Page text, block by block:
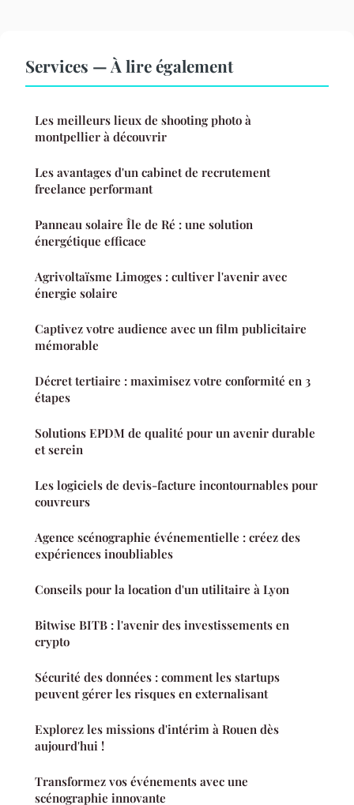
Services — À lire également
Les meilleurs lieux de shooting photo à
montpellier à découvrir
Les avantages d'un cabinet de recrutement
freelance performant
Panneau solaire Île de Ré : une solution
énergétique efficace
Agrivoltaïsme Limoges : cultiver l'avenir avec
énergie solaire
Captivez votre audience avec un film publicitaire
mémorable
Décret tertiaire : maximisez votre conformité en 3
étapes
Solutions EPDM de qualité pour un avenir durable
et serein
Les logiciels de devis-facture incontournables pour
couvreurs
Agence scénographie événementielle : créez des
expériences inoubliables
Conseils pour la location d'un utilitaire à Lyon
Bitwise BITB : l'avenir des investissements en
crypto
Sécurité des données : comment les startups
peuvent gérer les risques en externalisant
Explorez les missions d'intérim à Rouen dès
aujourd'hui !
Transformez vos événements avec une
scénographie innovante